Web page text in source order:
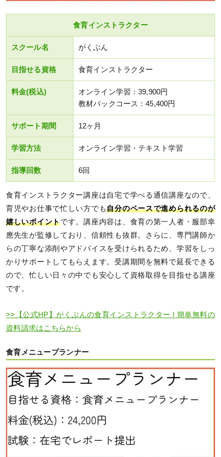
食育インストラクター
スクール名 がくぶん
目指せる資格 食育インストラクター
料金(税込)
オンライン学習：39,900円
教材パックコース：45,400円
サポート期間 12ヶ月
学習方法 オンライン学習・テキスト学習
指導回数 6回
食育インストラクター講座は自宅で学べる通信講座なので、
育児やお仕事で忙しい方でも自分のペースで進められるのが
嬉しいポイントです。講座内容は、食育の第一人者・服部幸
應先生が監修しており、信頼性も抜群。さらに、専門講師か
らの丁寧な添削やアドバイスを受けられるため、学習をしっ
かりサポートしてもらえます。受講期間を無料で延長できる
ので、忙しい日々の中でも安心して資格取得を目指せる講座
です。
>>【公式HP】がくぶんの食育インストラクター | 簡単無料の
資料請求はこちらから
食育メニュープランナー